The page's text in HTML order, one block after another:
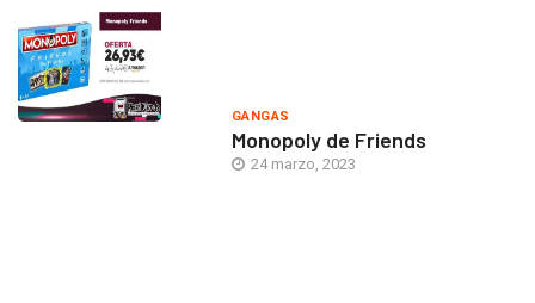
GANGAS
Monopoly de Friends
24 marzo, 2023